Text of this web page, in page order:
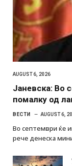
AUGUST 6, 2026
Јаневска: Во
помалку од
ВЕСТИ AUGUST 6,
Во септември ќе
рече денеска